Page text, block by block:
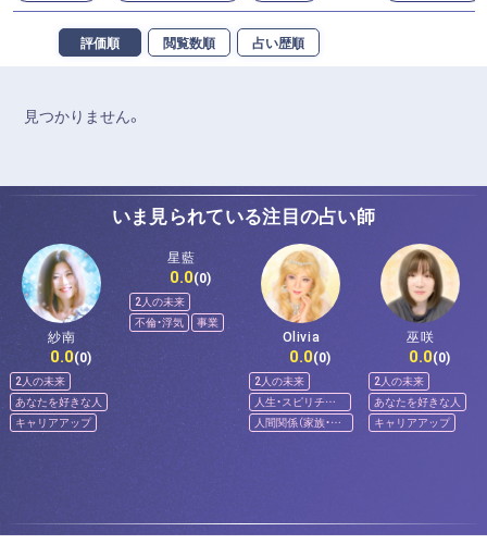
評価順 閲覧数順 占い歴順
見つかりません。
いま見られている注目の占い師
紗南
0.0(0)
2人の未来
あなたを好きな人
キャリアアップ
星藍
0.0(0)
2人の未来
不倫・浮気
事業
Olivia
0.0(0)
2人の未来
人生・スピリチュ
アル
人間関係（家族・友
人）
巫咲
0.0(0)
2人の未来
あなたを好きな人
キャリアアップ